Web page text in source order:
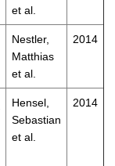
et al.
Nestler,
Matthias
et al.
2014
Hensel,
Sebastian
et al.
2014